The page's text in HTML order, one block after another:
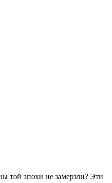
той эпохи не замерзли? Эти